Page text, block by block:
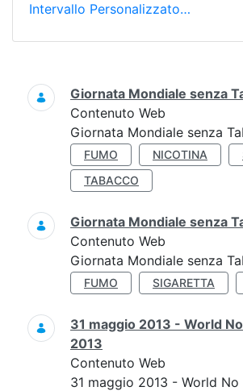
Intervallo Personalizzato…
Ricerca
Giornata Mondiale senza
Contenuto Web
Giornata Mondiale senza
FUMO NICOTINA
TABACCO
Giornata Mondiale senza
Contenuto Web
Giornata Mondiale senza
FUMO SIGARETTA
31 maggio 2013 - World
2013
Contenuto Web
31 maggio 2013 - World